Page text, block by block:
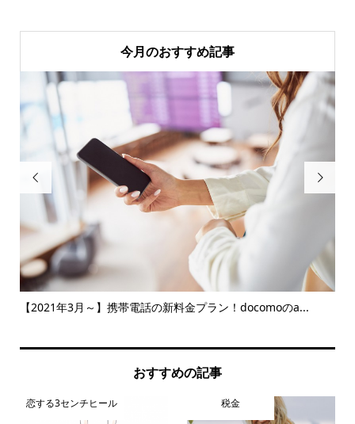
今月のおすすめ記事

【2021年3月～】携帯電話の新料金プラン！docomoのa...

おすすめの記事
恋する3センチヒール 税金